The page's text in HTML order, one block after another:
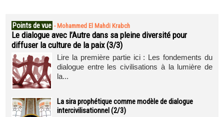
Points de vue - Mohammed El Mahdi Krabch
Le dialogue avec l’Autre dans sa pleine diversité pour
diffuser la culture de la paix (3/3)
Lire la première partie ici : Les fondements du
dialogue entre les civilisations à la lumière de
la...
La sira prophétique comme modèle de dialogue
intercivilisationnel (2/3)